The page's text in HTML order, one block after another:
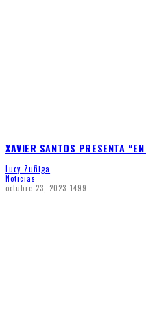
XAVIER SANTOS PRESENTA
Lucy Zuñiga
Noticias
octubre 23, 2023 1499